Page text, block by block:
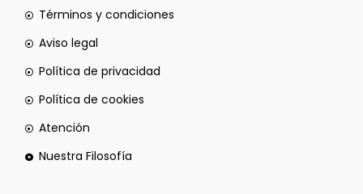
Términos y condiciones
Aviso legal
Política de privacidad
Política de cookies
Atención
Nuestra Filosofía